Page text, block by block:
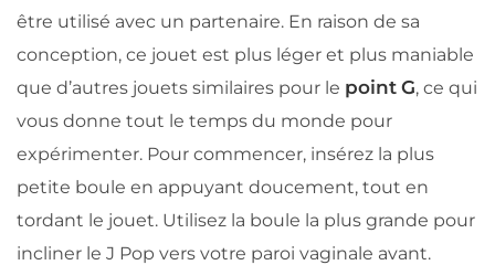
être utilisé avec un partenaire. En raison de sa
conception, ce jouet est plus léger et plus maniable
que d’autres jouets similaires pour le point G, ce qui
vous donne tout le temps du monde pour
expérimenter. Pour commencer, insérez la plus
petite boule en appuyant doucement, tout en
tordant le jouet. Utilisez la boule la plus grande pour
incliner le J Pop vers votre paroi vaginale avant.